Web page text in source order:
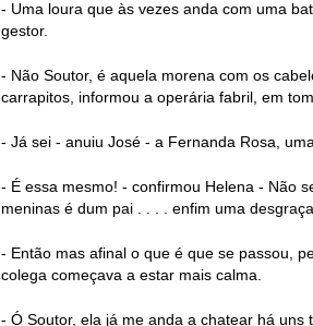
- Uma loura que às vezes anda com uma
gestor.
- Não Soutor, é aquela morena com os
carrapitos, informou a operária fabril, em
- Já sei - anuiu José - a Fernanda Rosa,
- É essa mesmo! - confirmou Helena - Não
meninas é dum pai . . . . enfim uma
- Então mas afinal o que é que se passou,
colega começava a estar mais calma.
- Ó Soutor, ela já me anda a chatear há uns